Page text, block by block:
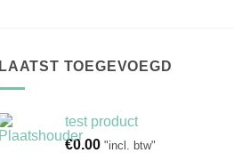
LAATST TOEGEVOEGD
test product
€0.00 "incl. btw"